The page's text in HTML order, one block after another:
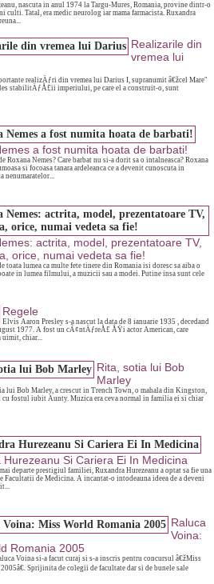
nascuta in anul 1974 la Targu-Mures, Romania, provine dintr-o
culti. Tatal, era medic neurolog iar mama farmacista. Ruxandra
Realizarile din
vremea lui
realizÄƒri din vremea lui Darius I, supranumit â€žcel Mare"
stabilitÄƒÅ£ii imperiului, pe care el a construit-o, sunt
a fost numita hoata de barbati!
Roxana Nemes? Care barbat nu si-a dorit sa o intalneasca? Roxana
si focoasa tanara ardeleanca ce a devenit cunoscuta in
nenumaratelor...
actrita, model, prezentatoare TV,
orice, numai vedeta sa fie!
toata lumea ca multe fete tinere din Romania isi doresc sa aiba o
in lumea filmului, a muzicii sau a modei. Putine insa sunt cele
Regele
Elvis Aaron Presley s-a nascut la data de 8 ianuarie 1935 , decedand
1977. A fost un cÃ¢ntÄƒreÅ£ ÅŸi actor American, care
uimit, chiar...
Rita, sotia lui Bob
Marley
lui Bob Marley, a crescut in Trench Town, o mahala din Kingston,
cu fostul iubit Aunty. Muzica era ceva normal in familia ei si chiar
Hurezeanu Si Cariera Ei In Medicina
departe prestigiul familiei, Ruxandra Hurezeanu a optat sa fie una
Facultatii de Medicina. A incantat-o intodeauna ideea de a deveni
Raluca
Voina:
Romania 2005
Voina si-a facut curaj si s-a inscris pentru concursul â€žMiss
Sprijinita de colegii de facultate dar si de bunele sale